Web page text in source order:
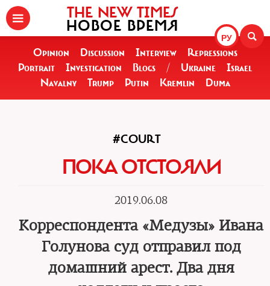
РУ
THE NEW TIMES
НОВОЕ ВРЕМЯ
Opinion Discussion Interview
Repressions
Portrait
Investigation Blogs / Ukraine
Israel
Navalny
Trump Putin Kremlin Duma
#COURT
ПОКА ОТСТОЯЛИ
2019.06.08
Корреспондента «Медузы» Ивана
Голунова суд отправил под
домашний арест. Два дня